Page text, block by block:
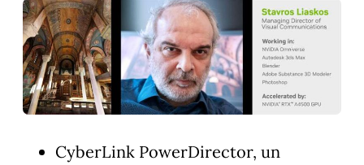
CyberLink PowerDirector, un